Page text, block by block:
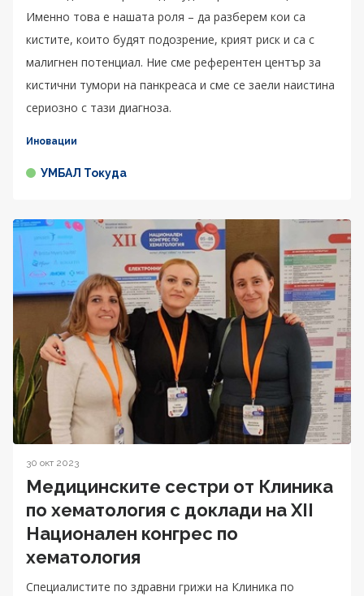
Именно това е нашата роля – да разберем кои са
кистите, които будят подозрение, крият риск и са с
малигнен потенциал. Ние сме референтен център за
кистични тумори на панкреаса и сме се заели наистина
сериозно с тази диагноза.
Иновации
УМБАЛ Токуда
30 окт 2023
Медицинските сестри от Клиника
по хематология с доклади на XII
Национален конгрес по
хематология
Специалистите по здравни грижи на Клиника по